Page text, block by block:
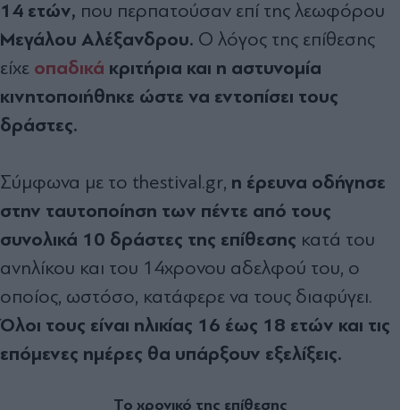
14 ετών, που περπατούσαν επί της λεωφόρου
Μεγάλου Αλέξανδρου. Ο λόγος της επίθεσης
είχε οπαδικά κριτήρια και η αστυνομία
κινητοποιήθηκε ώστε να εντοπίσει τους
δράστες.
Σύμφωνα με το thestival.gr, η έρευνα οδήγησε
στην ταυτοποίηση των πέντε από τους
συνολικά 10 δράστες της επίθεσης κατά του
ανηλίκου και του 14χρονου αδελφού του, ο
οποίος, ωστόσο, κατάφερε να τους διαφύγει.
Όλοι τους είναι ηλικίας 16 έως 18 ετών και τις
επόμενες ημέρες θα υπάρξουν εξελίξεις.
Το χρονικό της επίθεσης